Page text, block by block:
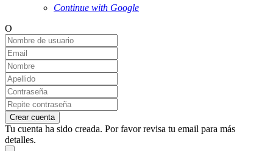
Continue with Google
O
Crear cuenta
Tu cuenta ha sido creada. Por favor revisa tu email para más
detalles.